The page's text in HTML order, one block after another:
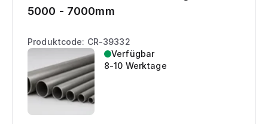
5000 - 7000mm
Produktcode: CR-39332
Verfügbar
8-10 Werktage